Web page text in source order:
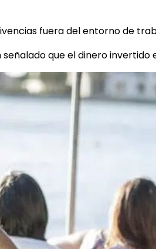
fuera del entorno de
señalado que el dinero